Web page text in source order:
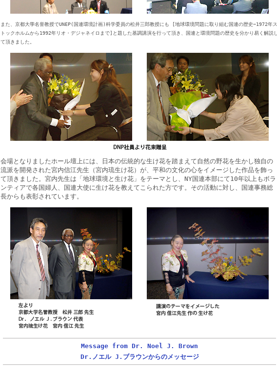
また、京都大學名誉教授でUNEP(国連環境計画)科学委員の松井三郎教授にも [地球環境問題に取り組む国連の歴史−1972年ス
トックホルムから1992年リオ・デジャネイロまで]と題した基調講演を行って頂き、国連と環境問題の歴史を分かり易く解説し
て頂きました。
会場となりましたホール壇上には、日本の伝統的な生け花を踏まえて自然の野花を生かし独自の
流派を開発された宮内信江先生（宮内琉生け花）が、平和の文化の心をイメージした作品を飾っ
て頂きました。宮内先生は「地球環境と生け花」をテーマとし、NY国連本部にて10年以上もボラ
ンティアで各国婦人、国連大使に生け花を教えてこられた方です。その活動に対し、国連事務総
長からも表彰されています。
Message from Dr. Noel J. Brown
Dr.ノエル J.ブラウンからのメッセージ